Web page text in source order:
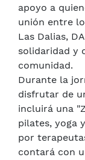
apoyo a
unión entre
Las Dalias,
solidaridad y
comunidad.
Durante la
disfrutar de
incluirá una
pilates, yoga
por
contará con